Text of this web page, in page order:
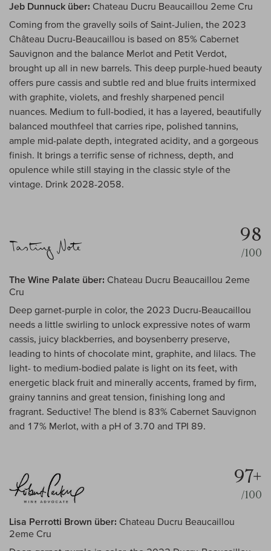
Jeb Dunnuck über: Chateau Ducru Beaucaillou 2eme Cru
Coming from the gravelly soils of Saint-Julien, the 2023
Château Ducru-Beaucaillou is based on 85% Cabernet
Sauvignon and the balance Merlot and Petit Verdot,
brought up all in new barrels. This deep purple-hued beauty
offers pure cassis and subtle red and blue fruits intermixed
with graphite, violets, and freshly sharpened pencil
nuances. Medium to full-bodied, it has a layered, beautifully
balanced mouthfeel that carries ripe, polished tannins,
ample mid-palate depth, integrated acidity, and a gorgeous
finish. It brings a terrific sense of richness, depth, and
opulence while still staying in the classic style of the
vintage. Drink 2028-2058.
98
/100
The Wine Palate über: Chateau Ducru Beaucaillou 2eme
Cru
Deep garnet-purple in color, the 2023 Ducru-Beaucaillou
needs a little swirling to unlock expressive notes of warm
cassis, juicy blackberries, and boysenberry preserve,
leading to hints of chocolate mint, graphite, and lilacs. The
light- to medium-bodied palate is light on its feet, with
energetic black fruit and minerally accents, framed by firm,
grainy tannins and great tension, finishing long and
fragrant. Seductive! The blend is 83% Cabernet Sauvignon
and 17% Merlot, with a pH of 3.70 and TPI 89.
97+
/100
Lisa Perrotti Brown über: Chateau Ducru Beaucaillou
2eme Cru